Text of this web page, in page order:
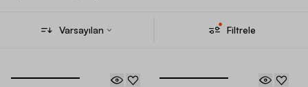
Varsayılan Filtrele